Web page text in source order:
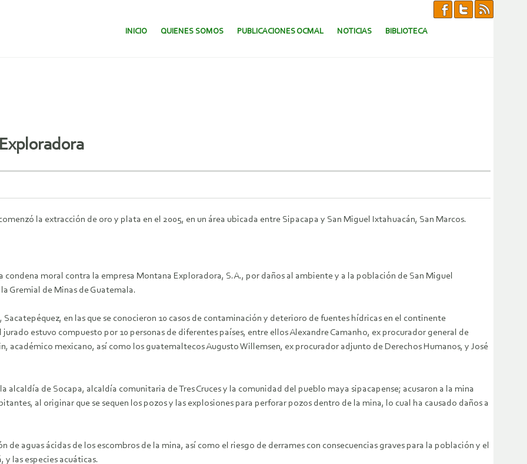
SALTAR AL CONTENIDO.
INICIO QUIENES SOMOS PUBLICACIONES OCMAL NOTICIAS BIBLIOTECA
la extracción de oro y plata en el 2005, en un área ubicada entre Sipacapa y San Miguel Ixtahuacán, San Marcos.
moral contra la empresa Montana Exploradora, S.A., por daños al ambiente y a la población de San Miguel
Gremial de Minas de Guatemala.
en las que se conocieron 10 casos de contaminación y deterioro de fuentes hídricas en el continente
jurado estuvo compuesto por 10 personas de diferentes países, entre ellos Alexandre Camanho, ex procurador general de
académico mexicano, así como los guatemaltecos Augusto Willemsen, ex procurador adjunto de Derechos Humanos, y José
de Socapa, alcaldía comunitaria de Tres Cruces y la comunidad del pueblo maya sipacapense; acusaron a la mina
al originar que se sequen los pozos y las explosiones para perforar pozos dentro de la mina, lo cual ha causado daños a
aguas ácidas de los escombros de la mina, así como el riesgo de derrames con consecuencias graves para la población y el
y las especies acuáticas.